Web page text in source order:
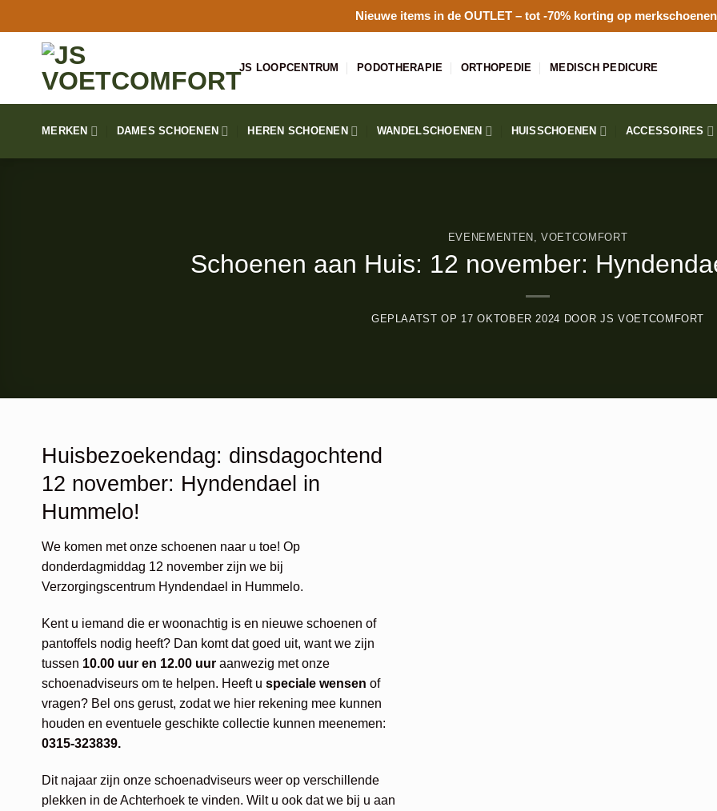
naar
Nieuwe items in de OUTLET– tot -70% korting op
JS LOOPCENTRUM PODOTHERAPIE ORTHOPEDIE MEDISCH PEDICURE
MERKEN DAMES SCHOENEN HEREN SCHOENEN WANDELSCHOENEN HUISSCHOENEN ACCESSOIRES
EVENEMENTEN ,VOETCOMFORT
Schoenen aan Huis: 12 november:
GEPLAATST OP 17 OKTOBER 2024 DOORJS VOETCOMFORT
Huisbezoekendag: dinsdagochtend
12 november: Hyndendael in
Hummelo!
We komen met onze schoenen naar u toe! Op
donderdagmiddag 12 november zijn we bij
Verzorgingscentrum Hyndendael in Hummelo.
Kent u iemand die er woonachtig is en nieuwe schoenen of
pantoffels nodig heeft? Dan komt dat goed uit, want we zijn
tussen 10.00 uur en 12.00 uur aanwezig met onze
schoenadviseurs om te helpen. Heeft u speciale wensen of
vragen? Bel ons gerust, zodat we hier rekening mee kunnen
houden en eventuele geschikte collectie kunnen meenemen:
0315-323839.
Dit najaar zijn onze schoenadviseurs weer op verschillende
plekken in de Achterhoek te vinden. Wilt u ook dat we bij u aan